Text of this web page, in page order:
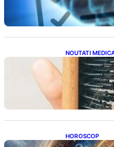
NOUTATI
Semnele
Impactul
HOROSCOP